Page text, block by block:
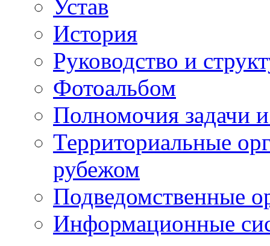
Устав
История
Руководство и
Фотоальбом
Полномочия задачи
Территориальные
рубежом
Подведомственные
Информационные